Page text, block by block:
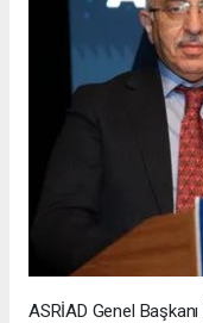
ASRİAD Genel Başkanı